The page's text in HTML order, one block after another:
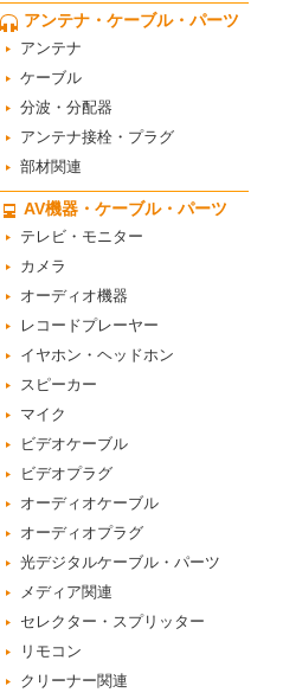
アンテナ・ケーブル・パーツ
アンテナ
ケーブル
分波・分配器
アンテナ接栓・プラグ
部材関連
AV機器・ケーブル・パーツ
テレビ・モニター
カメラ
オーディオ機器
レコードプレーヤー
イヤホン・ヘッドホン
スピーカー
マイク
ビデオケーブル
ビデオプラグ
オーディオケーブル
オーディオプラグ
光デジタルケーブル・パーツ
メディア関連
セレクター・スプリッター
リモコン
クリーナー関連